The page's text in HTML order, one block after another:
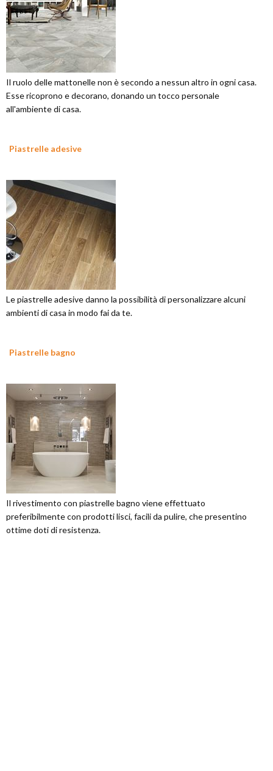
Il ruolo delle mattonelle non è secondo a nessun altro in ogni casa.
Esse ricoprono e decorano, donando un tocco personale
all'ambiente di casa.
Piastrelle adesive
Le piastrelle adesive danno la possibilità di personalizzare alcuni
ambienti di casa in modo fai da te.
Piastrelle bagno
Il rivestimento con piastrelle bagno viene effettuato
preferibilmente con prodotti lisci, facili da pulire, che presentino
ottime doti di resistenza.